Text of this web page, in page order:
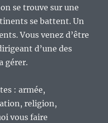
se trouve sur une
se battent. Un
Vous venez d’être
d’une des
gérer.
: armée,
religion,
vous faire